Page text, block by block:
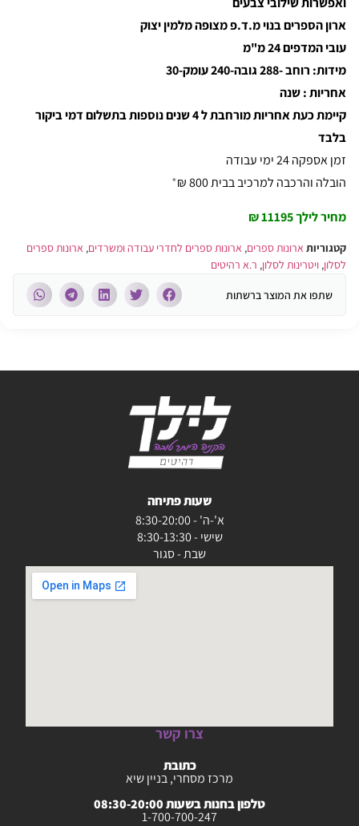
ארון הספרים בנוי מ.ד.פ מצופה מלמין יצוק
עובי המדפים 24 מ"מ
מידות: רוחב -288 גובה-240 עומק-30
אחריות : שנה
קיימת כעת אחריות מורחבת ל 4 שנים נוספות בתשלום דמי ביקור
בלבד
זמן אספקה 24 ימי עבודה
הובלה והרכבה למרכיב בבית 800 ₪
*
מחיר לילך 11195 ₪
קטגוריות ארונות ספרים, ארונות ספרים לחדרי עבודה ומשרדים, ארונות ספרים
לסלון, ויטרינות לסלון, ר.א רהיטים
שתפו את המוצר ברשתות
שעות פתיחה
א'-ה' - 8:30-20:00
שישי - 8:30-13:30
שבת - סגור
צרו קשר
כתובת
מרכז מסחרי, בניין שיא
טלפון בחנות בשעות 08:30-20:00
1-700-700-247